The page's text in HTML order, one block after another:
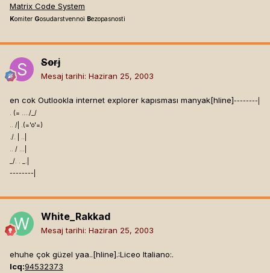
Matrix Code System
Komiter Gosudarstvennoi Bezopasnosti
Sorj
Mesaj tarihi: Haziran 25, 2003
en cok Outlookla internet explorer kapısması manyak[hline]--------|
. (= ..../_/
.. /| .(='o'=)
./. | ..|
.. / ...|
_/. . _.|
--------|
White_Rakkad
Mesaj tarihi: Haziran 25, 2003
ehuhe çok güzel yaa..[hline].:Liceo Italiano:.
Icq:94532373